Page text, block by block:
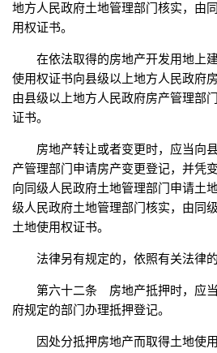
地方人民政府土地管理部门核实，由
用权证书。
在依法取得的房地产开发用地上
使用权证书向县级以上地方人民政府
由县级以上地方人民政府房产管理部
证书。
房地产转让或者变更时，应当向
产管理部门申请房产变更登记，并凭
向同级人民政府土地管理部门申请土
级人民政府土地管理部门核实，由同
土地使用权证书。
法律另有规定的，依照有关法律的
第六十二条 房地产抵押时，应
府规定的部门办理抵押登记。
因处分抵押房地产而取得土地使